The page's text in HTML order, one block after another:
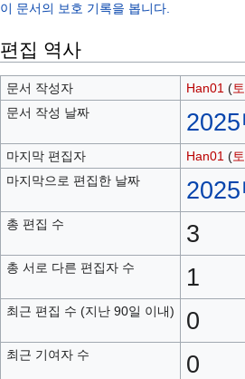
이 문서의 보호 기록을 봅니다.
편집 역사
문서 작성자 Han01 (
문서 작성 날짜
마지막 편집자 Han01 (
마지막으로 편집한 날짜
총 편집 수 3
총 서로 다른 편집자 수 1
최근 편집 수 (지난 90일 이내) 0
최근 기여자 수 0